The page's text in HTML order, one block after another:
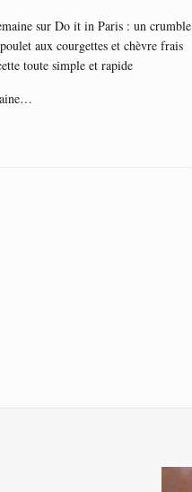
sur Do it in Paris : un crumble
aux courgettes et chèvre frais
toute simple et rapide